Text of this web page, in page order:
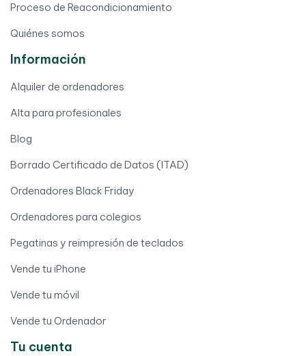
Proceso de Reacondicionamiento
Quiénes somos
Información
Alquiler de ordenadores
Alta para profesionales
Blog
Borrado Certificado de Datos (ITAD)
Ordenadores Black Friday
Ordenadores para colegios
Pegatinas y reimpresión de teclados
Vende tu iPhone
Vende tu móvil
Vende tu Ordenador
Tu cuenta